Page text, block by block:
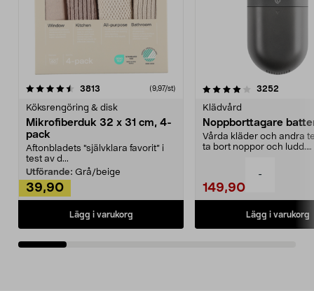
-
3813 (9,97/st)
Köksrengöring & disk
Mikrofiberduk 32 x 31 cm, 4-
pack
Aftonbladets "självklara favorit” i
test av d...
Utförande: Grå/beige
39,90
Lägg i varukorg
4.0av 5 stjärnor 3252
Klädvård
Noppborttagare
Vårda kläder och andra
ta bort noppor och ludd.
149,90
Lägg i varukorg
4.5av 5 stjärnor